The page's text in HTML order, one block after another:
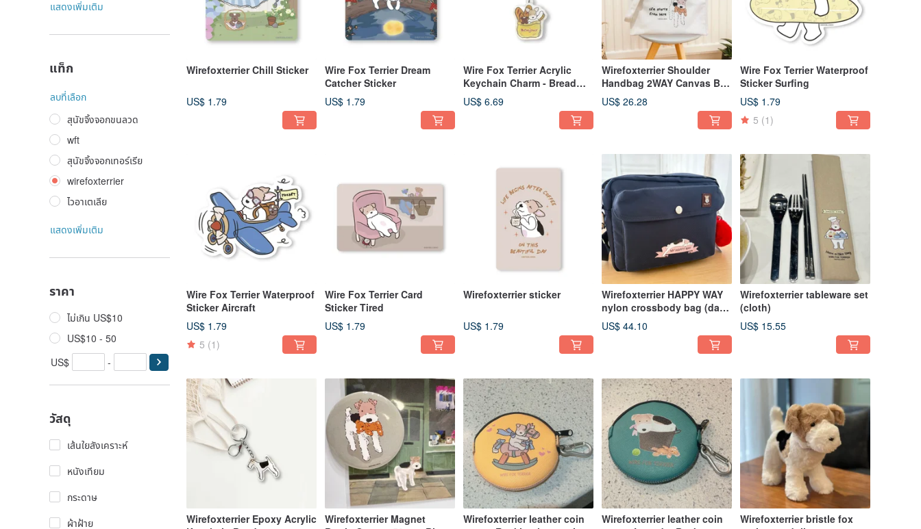
แสดงเพิ่มเติม
แท็ก
ลบที่เลือก
สุนัขจิ้งจอกขนลวด
wft
สุนัขจิ้งจอกเทอร์เรีย
wirefoxterrier
ไวอาเตเลีย
แสดงเพิ่มเติม
ราคา
ไม่เกิน US$10
US$10 - 50
US$
-
วัสดุ
เส้นใยสังเคราะห์
หนังเทียม
กระดาษ
ผ้าฝ้าย
Wirefoxterrier Chill Sticker
US$ 1.79
Wire Fox Terrier Dream
Catcher Sticker
US$ 1.79
Wire Fox Terrier Acrylic
Keychain Charm - Bread
Style
US$ 6.69
Wirefoxterrier Shoulder
Handbag 2WAY Canvas Bag
Large - Terrier and Bear
US$ 26.28
Wire Fox Terrier Waterproof
Sticker Surfing
US$ 1.79
5 (1)
Wire Fox Terrier Waterproof
Sticker Aircraft
US$ 1.79
5 (1)
Wire Fox Terrier Card
Sticker Tired
US$ 1.79
Wirefoxterrier sticker
US$ 1.79
Wirefoxterrier HAPPY WAY
nylon crossbody bag (dark
blue)
US$ 44.10
Wirefoxterrier tableware set
(cloth)
US$ 15.55
Wirefoxterrier Epoxy Acrylic Wirefoxterrier Magnet
Wirefoxterrier leather coin
Wirefoxterrier leather coin
Wirefoxterrier bristle fox